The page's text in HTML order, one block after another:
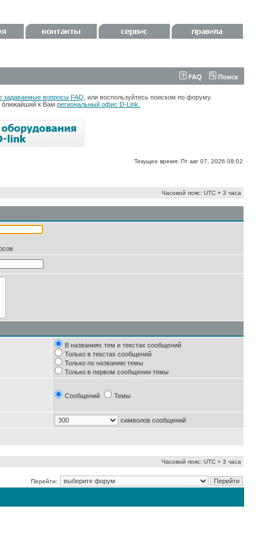
FAQ Поиск
задаваемые вопросы FAQ , или воспользуйтесь поиском по форуму.
ближайший к Вам региональный офис D-Link.
Текущее время: Пт авг 07, 2026 08:02
Часовой пояс: UTC + 3 часа
В названиях тем и текстах сообщений
Только в текстах сообщений
Только по названию темы
Только в первом сообщении темы
Сообщений Темы
символов сообщений
Часовой пояс: UTC + 3 часа
Перейти: